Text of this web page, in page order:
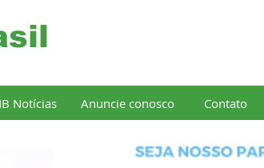
Notícias Anuncie conosco Contato